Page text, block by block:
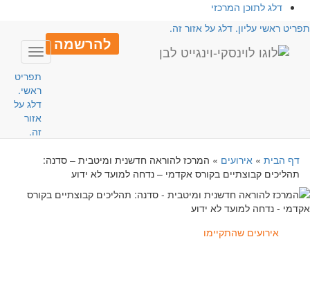
דלג לתוכן המרכזי
ראשי עליון. דלג על אזור זה.
להרשמה
Toggle
תפריט
ראשי.
דלג על
אזור
זה.
דף הבית» אירועים» המרכז להוראה חדשנית ומיטבית – סדנה:
תהליכים קבוצתיים בקורס אקדמי – נדחה למועד לא ידוע
אירועים שהתקיימו